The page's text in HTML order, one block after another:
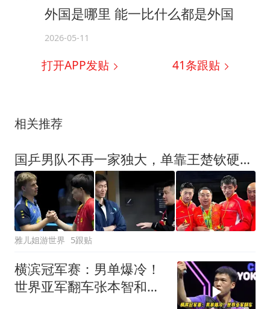
外国是哪里 能一比什么都是外国
2026-05-11
打开APP发贴 41条跟贴
相关推荐
国乒男队不再一家独大，单靠王楚钦硬扛，压力已经摆在台上！
雅儿姐游世界 5跟贴
横滨冠军赛：男单爆冷！
世界亚军翻车张本智和剃